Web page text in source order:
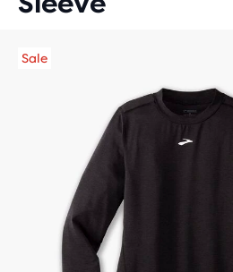
Sale